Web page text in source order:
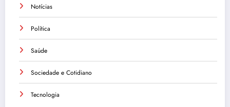
Notícias
Política
Saúde
Sociedade e Cotidiano
Tecnologia